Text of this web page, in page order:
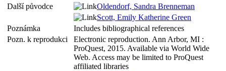
Další původce
Oldendorf, Sandra Brenneman
Scott, Emily Katherine Green
Poznámka
Includes bibliographical references
Pozn. k reprodukci
Electronic reproduction. Ann Arbor, MI :
ProQuest, 2015. Available via World Wide
Web. Access may be limited to ProQuest
affiliated libraries